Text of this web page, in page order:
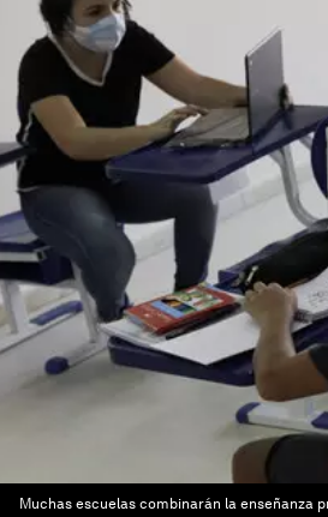
Muchas escuelas combinarán la enseñanza